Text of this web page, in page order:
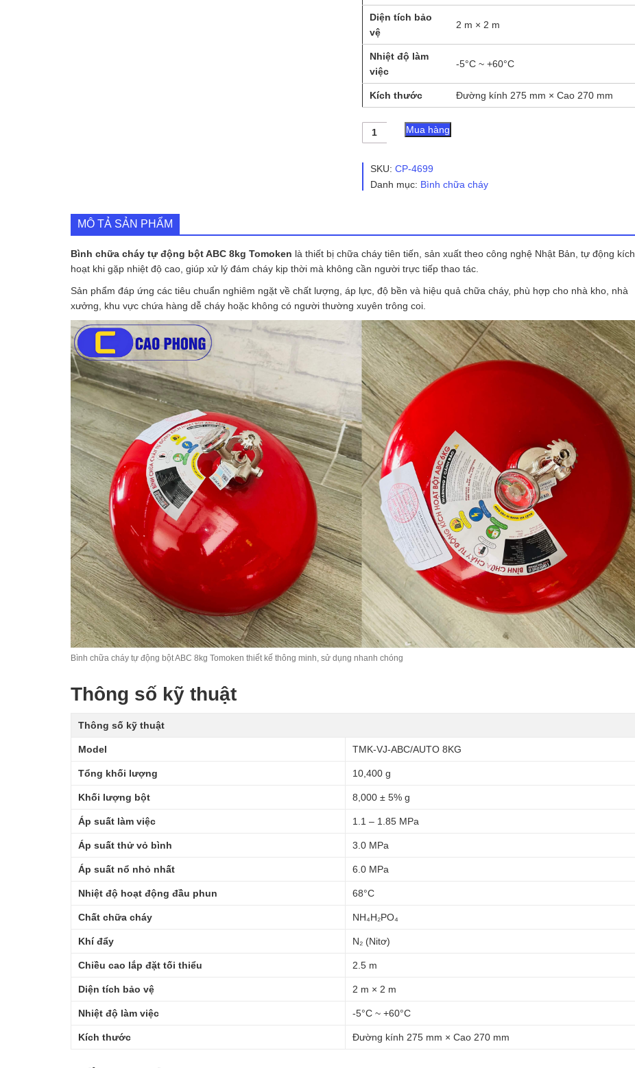
Diện tích bảo
vệ
2 m × 2 m
Nhiệt độ làm
việc
-5°C ~ +60°C
Kích thước Đường kính 275 mm × Cao 270 mm
Bình
tự
bột
số
lượng
Mua hàng
SKU: CP-4699
Danh mục: Bình chữa cháy
MÔ TẢ SẢN PHẨM
Bình chữa cháy tự động bột ABC 8kg Tomoken là thiết bị chữa cháy tiên tiến, sản xuất theo công nghệ Nhật Bản, tự động kích
hoạt khi gặp nhiệt độ cao, giúp xử lý đám cháy kịp thời mà không cần người trực tiếp thao tác.
Sản phẩm đáp ứng các tiêu chuẩn nghiêm ngặt về chất lượng, áp lực, độ bền và hiệu quả chữa cháy, phù hợp cho nhà kho, nhà
xưởng, khu vực chứa hàng dễ cháy hoặc không có người thường xuyên trông coi.
Bình chữa cháy tự động bột ABC 8kg Tomoken thiết kế thông minh, sử dụng nhanh chóng
Thông số kỹ thuật
Thông số kỹ thuật
Model TMK-VJ-ABC/AUTO 8KG
Tổng khối lượng 10,400 g
Khối lượng bột 8,000 ± 5% g
Áp suất làm việc 1.1 – 1.85 MPa
Áp suất thử vỏ bình 3.0 MPa
Áp suất nổ nhỏ nhất 6.0 MPa
Nhiệt độ hoạt động đầu phun 68°C
Chất chữa cháy NH₄H₂PO₄
Khí đẩy N₂ (Nitơ)
Chiều cao lắp đặt tối thiểu 2.5 m
Diện tích bảo vệ 2 m × 2 m
Nhiệt độ làm việc -5°C ~ +60°C
Kích thước Đường kính 275 mm × Cao 270 mm